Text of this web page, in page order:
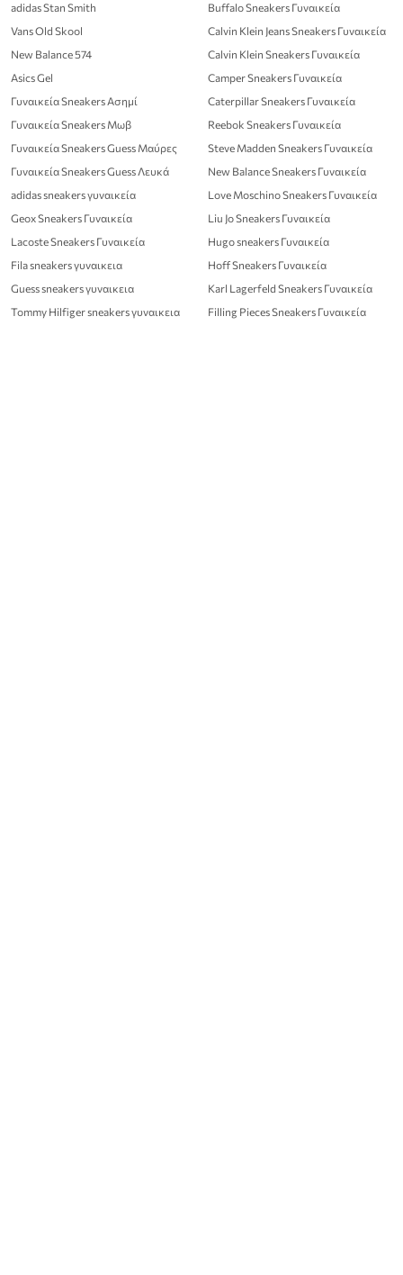
adidas Stan Smith
Vans Old Skool
New Balance 574
Asics Gel
Γυναικεία Sneakers Ασημί
Γυναικεία Sneakers Μωβ
Γυναικεία Sneakers Guess Μαύρες
Γυναικεία Sneakers Guess Λευκά
adidas sneakers γυναικεία
Geox Sneakers Γυναικεία
Lacoste Sneakers Γυναικεία
Fila sneakers γυναικεια
Guess sneakers γυναικεια
Tommy Hilfiger sneakers γυναικεια
Buffalo Sneakers Γυναικεία
Calvin Klein Jeans Sneakers Γυναικεία
Calvin Klein Sneakers Γυναικεία
Camper Sneakers Γυναικεία
Caterpillar Sneakers Γυναικεία
Reebok Sneakers Γυναικεία
Steve Madden Sneakers Γυναικεία
New Balance Sneakers Γυναικεία
Love Moschino Sneakers Γυναικεία
Liu Jo Sneakers Γυναικεία
Hugo sneakers Γυναικεία
Hoff Sneakers Γυναικεία
Karl Lagerfeld Sneakers Γυναικεία
Filling Pieces Sneakers Γυναικεία